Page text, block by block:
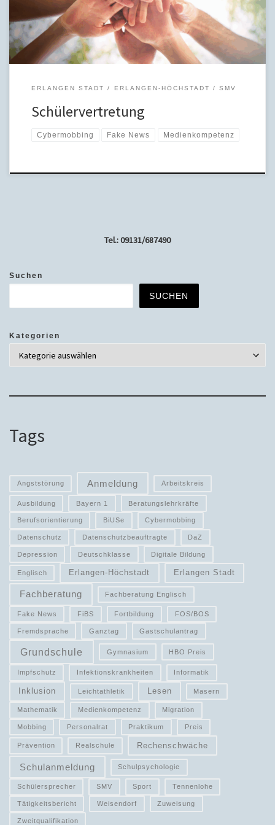
Selbstbestimmung. Für die gewählten Schülersprecherinnen und
Schülersprecher steht fest: […]
ERLANGEN STADT ERLANGEN-HÖCHSTADT SMV
Schülervertretung
Cybermobbing Fake News Medienkompetenz
Tel.: 09131/687490
Suchen
SUCHEN
Kategorien
Tags
Angststörung Anmeldung Arbeitskreis
Ausbildung Bayern 1 Beratungslehrkräfte
Berufsorientierung BiUSe Cybermobbing
Datenschutz Datenschutzbeauftragte DaZ
Depression Deutschklasse Digitale Bildung
Englisch Erlangen-Höchstadt Erlangen Stadt
Fachberatung Fachberatung Englisch
Fake News FiBS Fortbildung FOS/BOS
Fremdsprache Ganztag Gastschulantrag
Grundschule Gymnasium HBO Preis
Impfschutz Infektionskrankheiten Informatik
Inklusion Leichtathletik Lesen Masern
Mathematik Medienkompetenz Migration
Mobbing Personalrat Praktikum Preis
Prävention Realschule Rechenschwäche
Schulanmeldung Schulpsychologie
Schülersprecher SMV Sport Tennenlohe
Tätigkeitsbericht Weisendorf Zuweisung
Zweitqualifikation